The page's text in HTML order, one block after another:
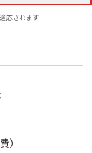
応されます
）